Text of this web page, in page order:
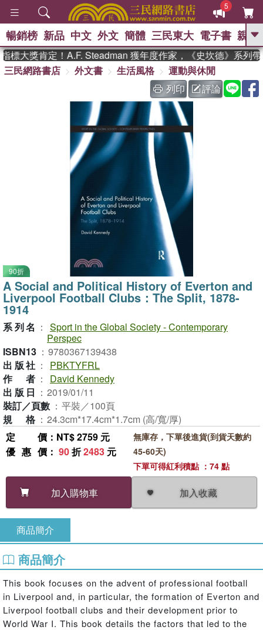
5
GO
熱搜： 東野圭吾 、 高希均教授回憶錄
The Odyssey 、 父親節 、 如果歷
史是一群喵 、 暑期推薦 、 國際布克
獎 臺灣漫遊錄 、 方念華
登輝時代
、 數學女孩：黎曼猜想
偉大的迷走神經
暢銷榜 新品 中文 外文 簡體 三民東大 電子書 親子
大獎肯定！A.F. Steadman 獲年度作家，《史坎德》系列帶
三民網路書店
外文書 生活風格
運動與休閒
列印
評論
90折
A Social and Political History of Everton and
Liverpool Football Clubs：The Split, 1878-
1914
系列名 ： Sport in the Global Society - Contemporary
Perspec
ISBN13 ： 9780367139438
出版社 ：
PBKTYFRL
作者 ：
David Kennedy
出版日 ： 2019/01/11
裝訂／頁數 ： 平裝／100頁
規格 ： 24.3cm*17.4cm*1.7cm (高/寬/厚)
定價 ：NT$ 2759 元
優惠價 ： 90折2483 元
加入購物車 加入收藏
無庫存，下單後進貨(到貨天數約
45-60天)
下單可得紅利積點 ：74 點
商品簡介
商品簡介
This book focuses on the advent of professional football
in Liverpool and, in particular, the formation of Everton and
Liverpool football clubs and their development prior to
World War I. This book details the factors that led to the